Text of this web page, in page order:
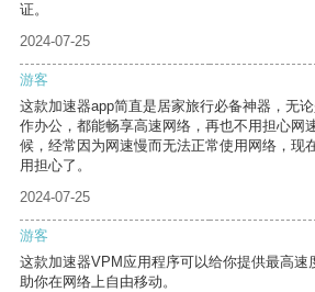
证。
2024-07-25
游客
这款加速器app简直是居家旅行必备神器，无
作办公，都能畅享高速网络，再也不用担心网
候，经常因为网速慢而无法正常使用网络，现
用担心了。
2024-07-25
游客
这款加速器VPM应用程序可以给你提供最高速
助你在网络上自由移动。